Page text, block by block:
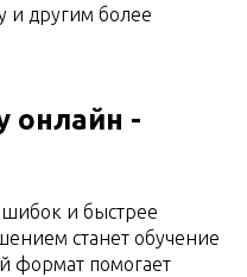
и другим более
онлайн -
и быстрее
станет обучение
формат помогает